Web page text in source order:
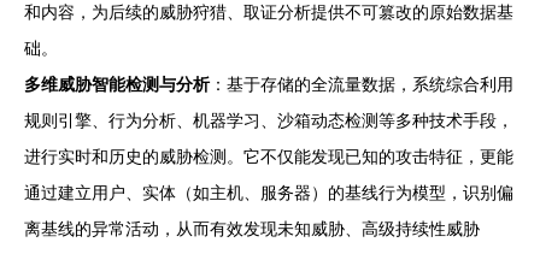
和内容，为后续的威胁狩猎、取证分析提供不可篡改的原始数据基
础。
多维威胁智能检测与分析：基于存储的全流量数据，系统综合利用
规则引擎、行为分析、机器学习、沙箱动态检测等多种技术手段，
进行实时和历史的威胁检测。它不仅能发现已知的攻击特征，更能
通过建立用户、实体（如主机、服务器）的基线行为模型，识别偏
离基线的异常活动，从而有效发现未知威胁、高级持续性威胁